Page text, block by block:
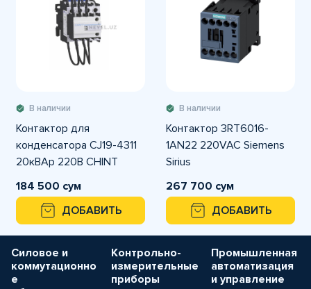
В наличии
Контактор для
конденсатора CJ19-4311
20кВАр 220В CHINT
184 500 сум
ДОБАВИТЬ
В наличии
Контактор 3RT6016-
1AN22 220VAC Siemens
Sirius
267 700 сум
ДОБАВИТЬ
Силовое и
коммутационно
е
Контрольно-
измерительные
приборы
Промышленная
автоматизация
и управление